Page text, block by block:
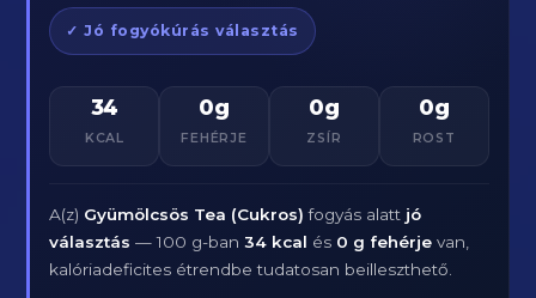
✓ Jó fogyókúrás választás
34
KCAL
0g
FEHÉRJE
0g
ZSÍR
0g
ROST
A(z) Gyümölcsös Tea (Cukros) fogyás alatt jó
választás — 100 g-ban34 kcal és 0 g fehérje van,
kalóriadeficites étrendbe tudatosan beilleszthető.